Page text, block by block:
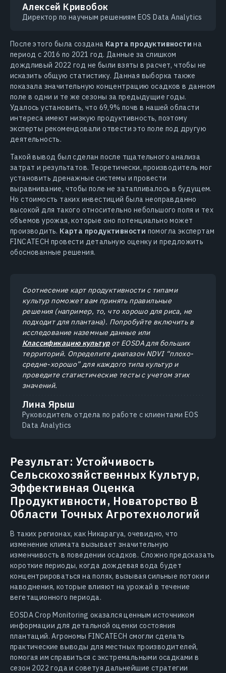
Алексей Кривобок
Директор по научным решениям EOS Data Analytics
После этого была создана Карта продуктивности на
период с 2016 по 2021 год. Данные за слишком
дождливый 2022 год не были взяты в расчет, чтобы не
исказить общую статистику. Данная выборка также
показала значительную концентрацию осадков в данном
поле в одни и те же сезоны за предыдущие годы.
Удалось установить, что 69,9% почв в нашей области
интереса имеют низкую продуктивность, поэтому
эксперты рекомендовали отвести это поле под другую
деятельность.
Такой вывод был сделан после тщательного анализа
затрат и результатов. Теоретически, производитель мог
установить дренажные системы и провести
выравнивание, чтобы поле не затапливалось в будущем.
Но стоимость таких инвестиций была неоправданно
высокой для такого относительно небольшого поля и тех
объемов урожая, которые оно потенциально может
производить. Карта продуктивности помогла экспертам
FINCATECH провести детальную оценку и предложить
обоснованные решения.
Соотнесение карт продуктивности с типами
культур поможет вам принять правильные
решения (например, то, что хорошо для риса, не
подходит для плантана). Попробуйте включить в
исследование наземные данные или
Классификацию культурот EOSDA для больших
территорий. Определите диапазон NDVI “плохо-
средне-хорошо” для каждого типа культур и
проведите статистические тесты с учетом этих
значений.
Лина Ярыш
Руководитель отдела по работе с клиентами EOS
Data Analytics
Результат: Устойчивость
Сельскохозяйственных Культур,
Эффективная Оценка
Продуктивности, Новаторство В
Области Точных Агротехнологий
В таких регионах, как Никарагуа, очевидно, что
изменение климата вызывает значительную
изменчивость в поведении осадков. Сложно предсказать
короткие периоды, когда дождевая вода будет
концентрироваться на полях, вызывая сильные потоки и
наводнения, которые влияют на урожай в течение
вегетационного периода.
EOSDA Crop Monitoring оказался ценным источником
информации для детальной оценки состояния
плантаций. Агрономы FINCATECH смогли сделать
практические выводы для местных производителей,
помогая им справиться с экстремальными осадками в
сезон 2022 года и советуя дальнейшие стратегии